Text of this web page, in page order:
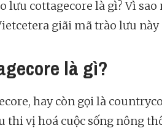
lưu cottagecore là gì? Vì
giãi mã trào lưu này
là gì?
hay còn gọi là
thi vị hoá cuộc sống nông